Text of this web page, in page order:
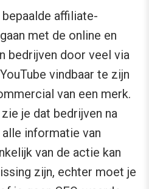
affiliate-
met de online en
bedrijven door veel via
vindbaar te zijn
van een merk.
je dat bedrijven na
informatie van
van de actie kan
zijn, echter moet je